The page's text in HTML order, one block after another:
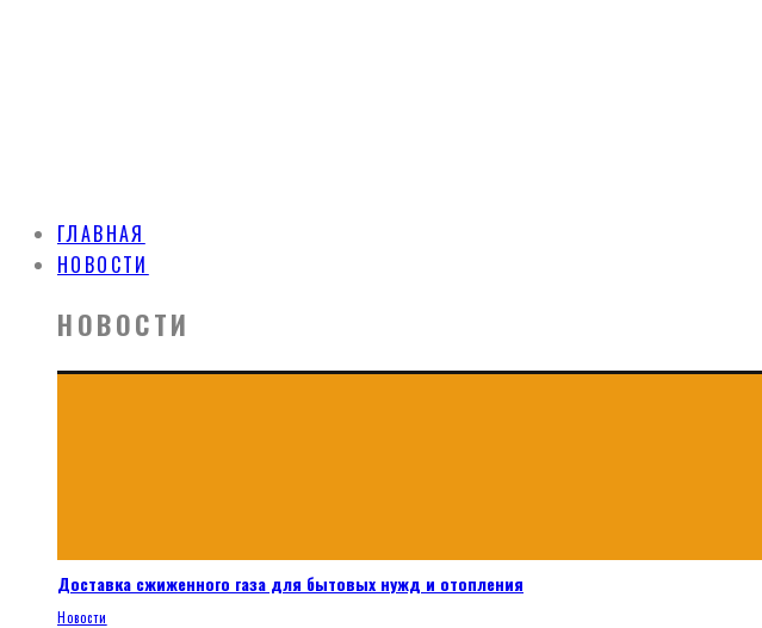
ГЛАВНАЯ
НОВОСТИ
НОВОСТИ
Доставка сжиженного газа для бытовых нужд и отопления
Новости